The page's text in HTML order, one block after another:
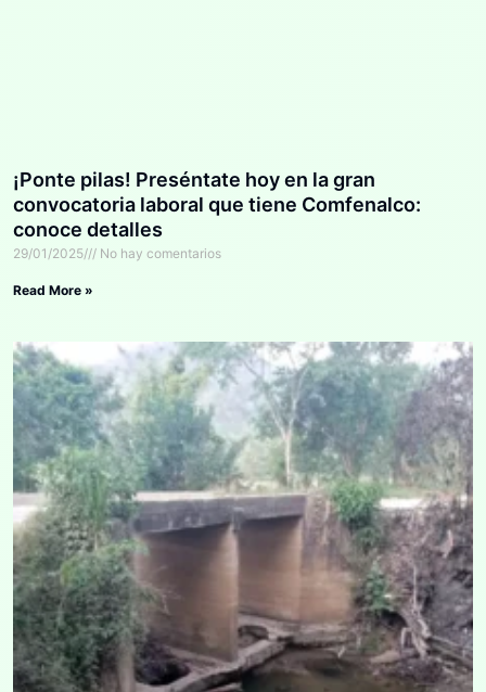
¡Ponte pilas! Preséntate hoy en la gran
convocatoria laboral que tiene Comfenalco:
conoce detalles
29/01/2025 No hay comentarios
Read More »